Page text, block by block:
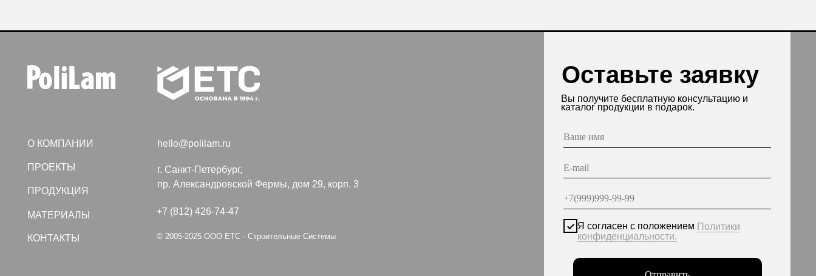
ПРОДУКЦИЯ
+7 (812) 426-74-47
г. Санкт-Петербург,
пр. Александровской Фермы, дом 29, корп. 3
Я согласен с положением Политики
Создание сайта VolkovGroup
Персональные данные опубликованы на сайте при наличии правовых
оснований в соответствии с ч.1 ст.6 и ст.10.1 152-ФЗ. Субъектами
установлены запреты на обработку неограниченных кругом лиц
опубликованных персональных данных.